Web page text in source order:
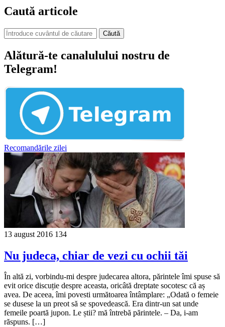
Caută articole
Căută
Alătură-te canalulului nostru de
Telegram!
Recomandările zilei
13 august 2016 134
Nu judeca, chiar de vezi cu ochii tăi
În altă zi, vorbindu-mi despre judecarea altora, părintele îmi spuse să
evit orice discuție despre aceasta, oricâtă dreptate socotesc că aș
avea. De aceea, îmi povesti următoarea întâmplare: „Odată o femeie
se dusese la un preot să se spovedească. Era dintr-un sat unde
femeile poartă jupon. Le știi? mă întrebă părintele. – Da, i-am
răspuns. […]